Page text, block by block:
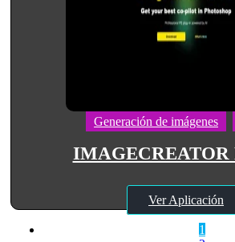
Generación de imágenes
IMAGECREATOR
Ver Aplicación
1